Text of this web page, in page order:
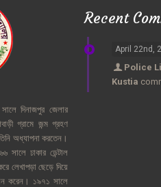
সালে দিনাজপুর জেলার
গ্রামে জন্ম গ্রহণ
অধ্যাপনা করতেন।
সালে ঢাকার ডেন্টাল
লেখাপড়া ছেড়ে দিয়ে
করেন। ১৯৭১ সালে
Recent
April 22nd,
Police
Kustia